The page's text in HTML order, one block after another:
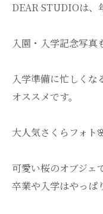
DEAR STUDIOは、
入園・入学記念写真
入学準備に忙しくな
オススメです。
大人気さくらフォト
可愛い桜のオブジェ
卒業や入学はやっぱ